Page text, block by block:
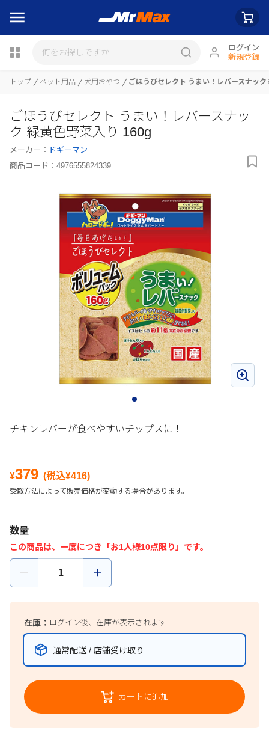
ログイン
新規登録
瓶詰
トップ ペット用品 犬用おやつ ごほうびセレクト うまい！レバースナッ
ごほうびセレクト うまい！レバースナッ
ク 緑黄色野菜入り 160g
メーカー：
ドギーマン
商品コード： 4976555824339
チキンレバーが食べやすいチップスに！
¥379 (税込¥416)
受取方法によって販売価格が変動する場合があります。
数量
この商品は、一度につき「お1人様10点限り」です。
在庫： ログイン後、在庫が表示されます
通常配送 / 店舗受け取り
カートに追加